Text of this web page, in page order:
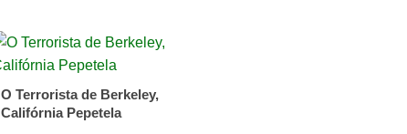
O Terrorista de Berkeley,
Califórnia Pepetela